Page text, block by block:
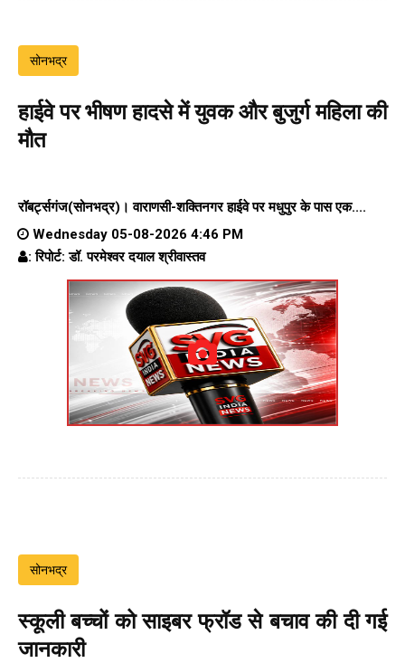
सोनभद्र
हाईवे पर भीषण हादसे में युवक और बुजुर्ग महिला की
मौत
रॉबर्ट्सगंज(सोनभद्र)। वाराणसी-शक्तिनगर हाईवे परमधुपुर के पास एक....
Wednesday 05-08-2026 4:46 PM
: रिपोर्ट: डॉ. परमेश्वर दयाल श्रीवास्तव
सोनभद्र
स्कूली बच्चों को साइबर फ्रॉड से बचाव की दी गई
जानकारी